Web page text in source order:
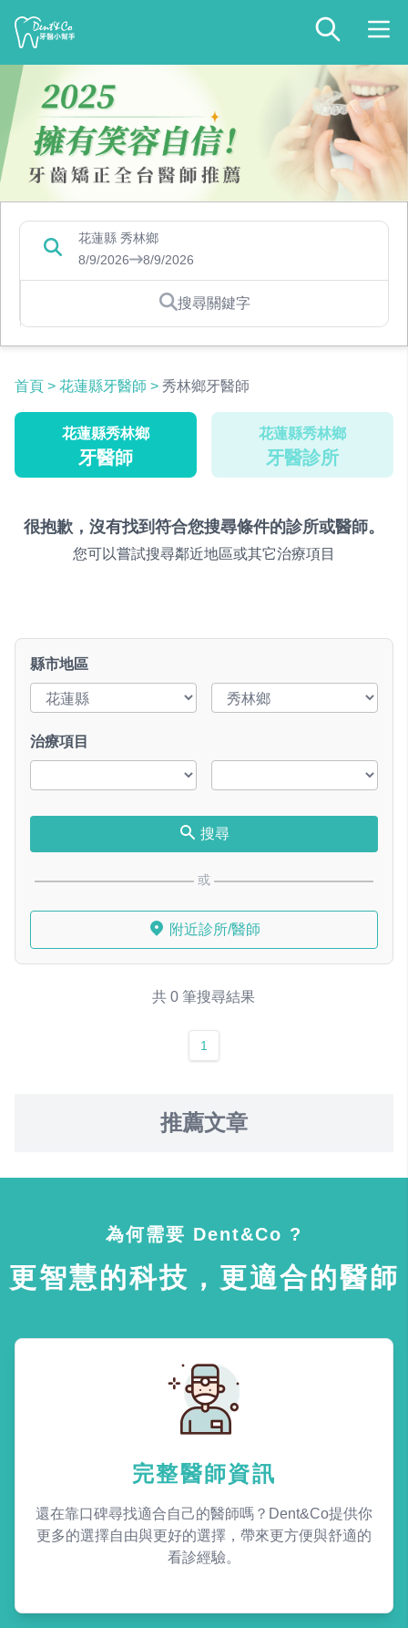
花蓮縣 秀林鄉
8/9/2026
8/9/2026
搜尋關鍵字
首頁 > 花蓮縣牙醫師 > 秀林鄉牙醫師
花蓮縣秀林鄉
牙醫師
花蓮縣秀林鄉
牙醫診所
很抱歉，沒有找到符合您搜尋條件的診所或醫師。
您可以嘗試搜尋鄰近地區或其它治療項目
縣市地區
治療項目
搜尋
或
附近診所/醫師
共 0 筆搜尋結果
1
推薦文章
為何需要 Dent&Co ?
更智慧的科技，更適合的醫師
完整醫師資訊
還在靠口碑尋找適合自己的醫師嗎？Dent&Co提供你
更多的選擇自由與更好的選擇，帶來更方便與舒適的
看診經驗。